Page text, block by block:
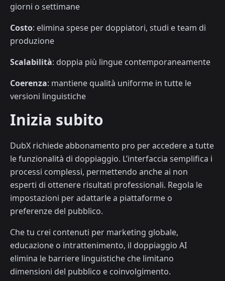
giorni o settimane
Costo: elimina spese per doppiatori, studi e team di
produzione
Scalabilità: doppia più lingue contemporaneamente
Coerenza: mantiene qualità uniforme in tutte le
versioni linguistiche
Inizia subito
DubX richiede abbonamento pro per accedere a tutte
le funzionalità di doppiaggio. L’interfaccia semplifica i
processi complessi, permettendo anche ai non
esperti di ottenere risultati professionali. Regola le
impostazioni per adattarle a piattaforme o
preferenze del pubblico.
Che tu crei contenuti per marketing globale,
educazione o intrattenimento, il doppiaggio AI
elimina le barriere linguistiche che limitano
dimensioni del pubblico e coinvolgimento.